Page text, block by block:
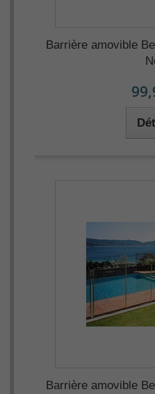
Barrière amovible
Barrière amovible